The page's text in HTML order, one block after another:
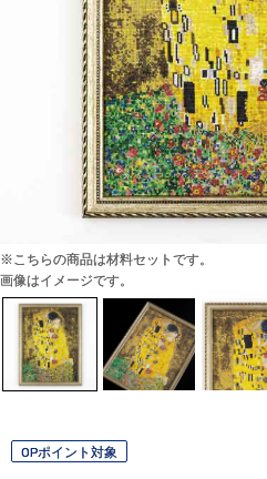
※こちらの商品は材料セットです。
画像はイメージです。
OPポイント対象